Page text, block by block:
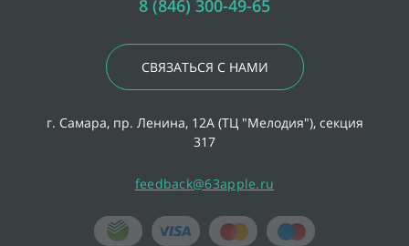
8 (846) 300-49-65
СВЯЗАТЬСЯ С НАМИ
г. Самара, пр. Ленина, 12А (ТЦ "Мелодия"), секция
317
feedback@63apple.ru